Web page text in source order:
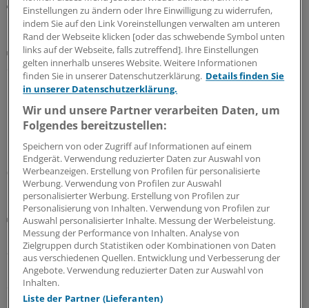
MEHR ZUM THEMA
Plaques bewerten
Screening mittels Koronar-CT: Was das bringen
könnte
Moderne CT-Geräte können Koronargefäße sichtbar
machen. Sie können aber auch atherosklerotischen
Gefäßschäden tief in die Plaque-Seele blicken. Hat die
Koronar-CT eine große Screening-Zukunft?
05.08.2026
Künstliche Intelligenz
Bei urologischen Problemen: Fragen Sie Chatbot
„Urobert“
Nein, es ist nicht immer Krebs: Anders als die üblichen
Suchmaschinen im Internet will das Chat-Angebot der
Uro-GmbH Nordrhein sachlicher informieren und
Einstellungen zu ändern oder Ihre Einwilligung zu widerrufen,
indem Sie auf den Link Voreinstellungen verwalten am unteren
Rand der Webseite klicken [oder das schwebende Symbol unten
links auf der Webseite, falls zutreffend]. Ihre Einstellungen
gelten innerhalb unseres Website. Weitere Informationen
finden Sie in unserer Datenschutzerklärung. Details finden Sie
in unserer Datenschutzerklärung.
Wir und unsere Partner verarbeiten Daten, um
Folgendes bereitzustellen:
Speichern von oder Zugriff auf Informationen auf einem
Endgerät. Verwendung reduzierter Daten zur Auswahl von
Werbeanzeigen. Erstellung von Profilen für personalisierte
Werbung. Verwendung von Profilen zur Auswahl
personalisierter Werbung. Erstellung von Profilen zur
Personalisierung von Inhalten. Verwendung von Profilen zur
Auswahl personalisierter Inhalte. Messung der Werbeleistung.
Messung der Performance von Inhalten. Analyse von
Zielgruppen durch Statistiken oder Kombinationen von Daten
aus verschiedenen Quellen. Entwicklung und Verbesserung der
Angebote. Verwendung reduzierter Daten zur Auswahl von
Inhalten.
Liste der Partner (Lieferanten)